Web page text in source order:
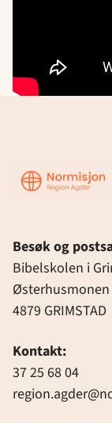
Region
Agder
Besøk og
Bibelskolen i
Østerhusmonen
4879 GRIMSTAD
Kontakt:
37 25 68 04